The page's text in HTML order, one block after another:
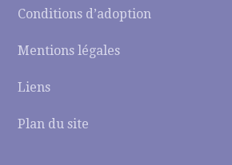
Conditions d’adoption
Mentions légales
Liens
Plan du site